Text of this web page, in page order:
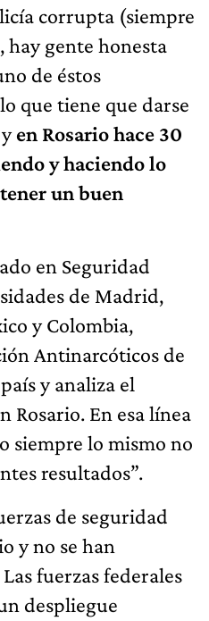
corrupta (siempre
hay gente honesta
de éstos
que tiene que darse
en Rosario hace 30
y haciendo lo
un buen
en Seguridad
de Madrid,
y Colombia,
Antinarcóticos de
y analiza el
Rosario. En esa línea
siempre lo mismo no
resultados”.
de seguridad
y no se han
fuerzas federales
despliegue